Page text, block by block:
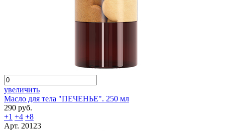
увеличить
Масло для тела "ПЕЧЕНЬЕ". 250 мл
290 руб.
+1 +4 +8
Арт. 20123